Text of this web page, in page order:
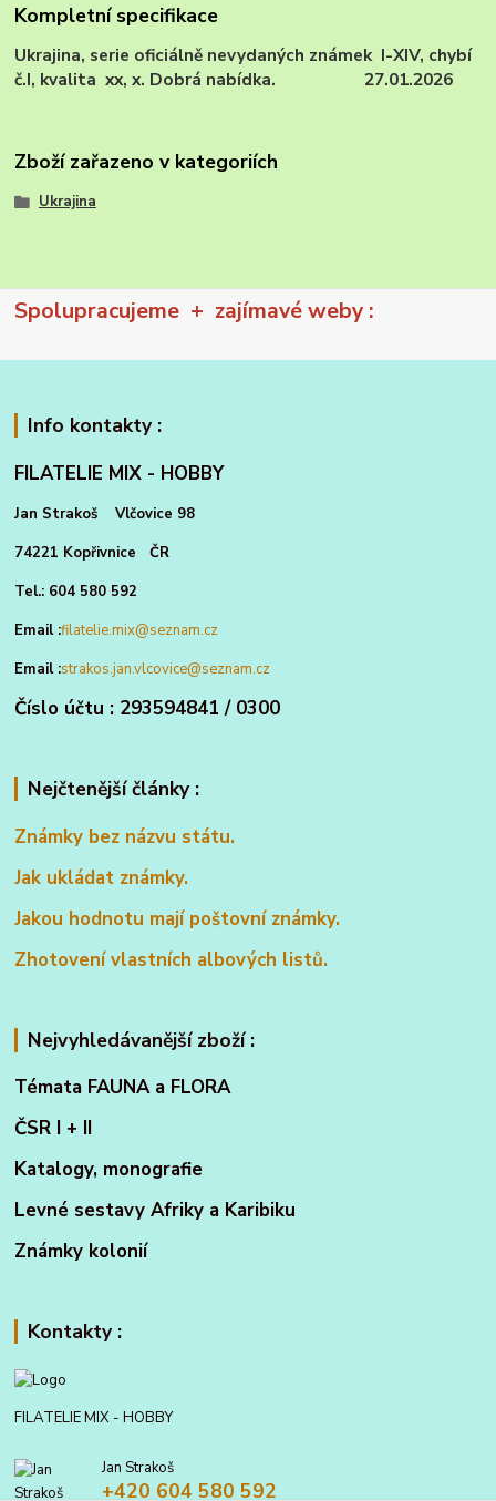
Kompletní specifikace
Ukrajina, serie oficiálně nevydaných známek I-XIV, chybí
č.I, kvalita xx, x. Dobrá nabídka. 27.01.2026
Zboží zařazeno v kategoriích
Ukrajina
Spolupracujeme + zajímavé weby :
Info kontakty :
FILATELIE MIX - HOBBY
Jan Strakoš Vlčovice 98
74221 Kopřivnice ČR
Tel.: 604 580 592
Email :filatelie.mix@seznam.cz
Email :strakos.jan.vlcovice@seznam.cz
Číslo účtu : 293594841 / 0300
Nejčtenější články :
Známky bez názvu státu.
Jak ukládat známky.
Jakou hodnotu mají poštovní známky.
Zhotovení vlastních albových listů.
Nejvyhledávanější zboží :
Témata FAUNA a FLORA
ČSR I + II
Katalogy, monografie
Levné sestavy Afriky a Karibiku
Známky kolonií
Kontakty :
FILATELIE MIX - HOBBY
Jan Strakoš
+420 604 580 592